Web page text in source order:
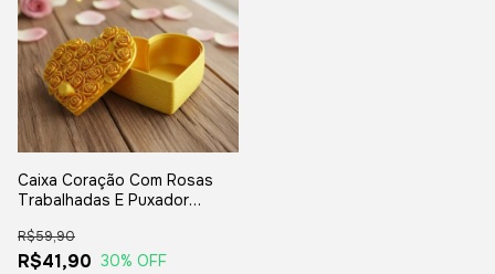
Caixa Coração Com Rosas
Trabalhadas E Puxador
R$41,90
R$59,90
30% OFF